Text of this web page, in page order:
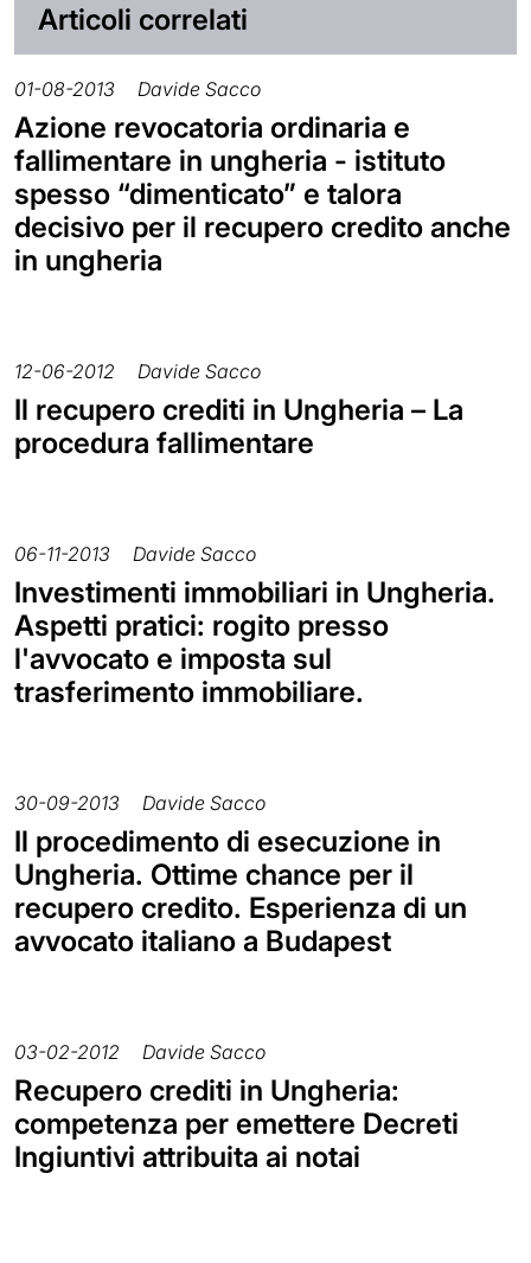
Articoli correlati
01-08-2013 Davide Sacco
Azione revocatoria ordinaria e
fallimentare in ungheria - istituto
spesso “dimenticato” e talora
decisivo per il recupero credito anche
in ungheria
12-06-2012 Davide Sacco
Il recupero crediti in Ungheria – La
procedura fallimentare
06-11-2013 Davide Sacco
Investimenti immobiliari in Ungheria.
Aspetti pratici: rogito presso
l'avvocato e imposta sul
trasferimento immobiliare.
30-09-2013 Davide Sacco
Il procedimento di esecuzione in
Ungheria. Ottime chance per il
recupero credito. Esperienza di un
avvocato italiano a Budapest
03-02-2012 Davide Sacco
Recupero crediti in Ungheria:
competenza per emettere Decreti
Ingiuntivi attribuita ai notai